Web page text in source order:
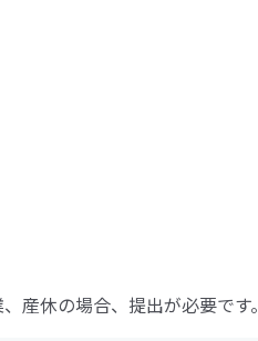
産休の場合、提出が必要です。